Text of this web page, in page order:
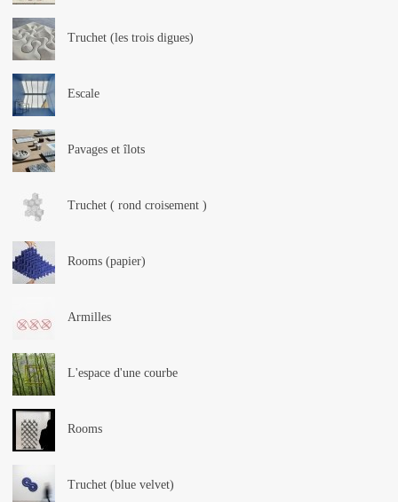
Truchet (les trois digues)
Escale
Pavages et îlots
Truchet ( rond croisement )
Rooms (papier)
Armilles
L'espace d'une courbe
Rooms
Truchet (blue velvet)